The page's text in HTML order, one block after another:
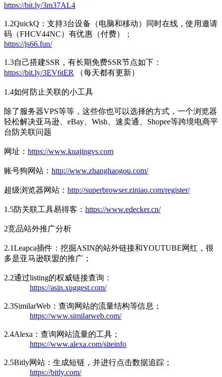
https://bit.ly/3m37AL4
1.2QuickQ：支持3台设备（电脑和移动）同时在线，使用邀请
码（FHCV44NC）有优惠（付费）；
https://js66.fun/
1.3自己搭建SSR，有长期免费SSR节点如下：
https://bit.ly/3EV6tER
（每天都有更新）
1.4如何防止关联的小工具
除了服务器VPS等等，这些你也可以选择的方式，一个浏览器
轻松解决亚马逊、eBay、Wish、速卖通、Shopee等跨境电商平
台防关联问题
网址： https://www.kuajingvs.com
账号狗网站： http://www.zhanghaogou.com/
超级浏览器网站： http://superbrowser.ziniao.com/register/
1.5防关联工具易得客： https://www.edecker.cn/
2竞品站外推广分析
2.1Leapca插件：挖掘ASIN的站外链接和YOUTUBE网红，很
多是亚马逊联盟的推广；
2.2通过listing的权威链接查询：
https://asin.xuggest.com/
2.3SimilarWeb：查询网站的流量结构等信息；
https://www.similarweb.com/
2.4Alexa：查询网站流量的工具；
https://www.alexa.com/siteinfo
2.5Bitly网站：生成短链，并进行点击数据追踪；
https://bitly.com/